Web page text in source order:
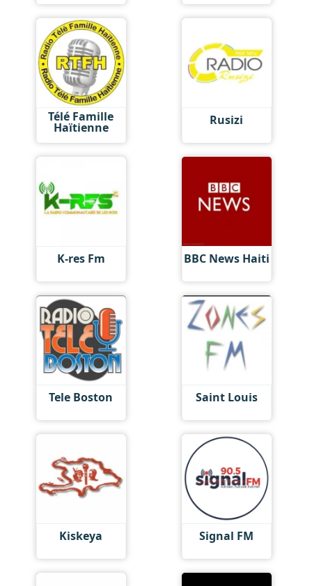
Télé Famille
Haïtienne Rusizi
K-res Fm BBC News Haiti
Tele Boston Saint Louis
Kiskeya Signal FM